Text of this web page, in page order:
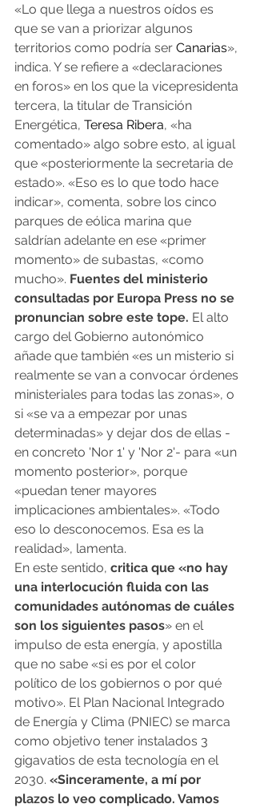
«Lo que llega a nuestros oídos es
que se van a priorizar algunos
territorios como podría ser Canarias»,
indica. Y se refiere a «declaraciones
en foros» en los que la vicepresidenta
tercera, la titular de Transición
Energética, Teresa Ribera, «ha
comentado» algo sobre esto, al igual
que «posteriormente la secretaria de
estado». «Eso es lo que todo hace
indicar», comenta, sobre los cinco
parques de eólica marina que
saldrían adelante en ese «primer
momento» de subastas, «como
mucho». Fuentes del ministerio
consultadas por Europa Press no se
pronuncian sobre este tope. El alto
cargo del Gobierno autonómico
añade que también «es un misterio si
realmente se van a convocar órdenes
ministeriales para todas las zonas», o
si «se va a empezar por unas
determinadas» y dejar dos de ellas -
en concreto 'Nor 1' y 'Nor 2'- para «un
momento posterior», porque
«puedan tener mayores
implicaciones ambientales». «Todo
eso lo desconocemos. Esa es la
realidad», lamenta.
En este sentido, critica que «no hay
una interlocución fluida con las
comunidades autónomas de cuáles
son los siguientes pasos» en el
impulso de esta energía, y apostilla
que no sabe «si es por el color
político de los gobiernos o por qué
motivo». El Plan Nacional Integrado
de Energía y Clima (PNIEC) se marca
como objetivo tener instalados 3
gigavatios de esta tecnología en el
2030. «Sinceramente, a mí por
plazos lo veo complicado. Vamos